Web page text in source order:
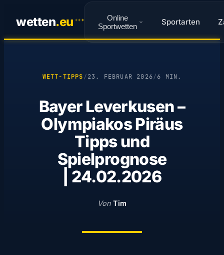
wetten.eu ✦✦ ✦
Online
Sportwetten
Sportarten
WETT-TIPPS/23. FEBRUAR 2026/6 MIN.
Bayer Leverkusen –
Olympiakos Piräus
Tipps und
Spielprognose
| 24.02.2026
Von Tim